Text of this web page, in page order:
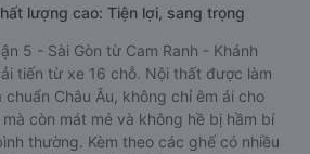
lượng cao: Tiện lợi, sang trọng
5 - Sài Gòn từ Cam Ranh - Khánh
tiến từ xe 16 chỗ. Nội thất được làm
Châu Âu, không chỉ êm ái cho
còn mát mẻ và không hề bị hầm bí
thường. Kèm theo các ghế có nhiều